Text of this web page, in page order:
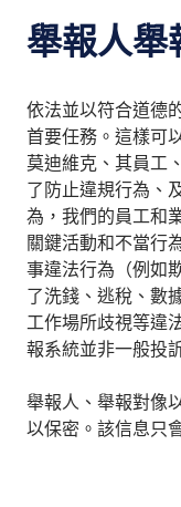
舉報人舉
依法並以符合道德
首要任務。這樣可
莫迪維克、其員工
了防止違規行為、
為，我們的員工和
關鍵活動和不當行
事違法行為（例如
了洗錢、逃稅、數
工作場所歧視等違
報系統並非一般投
舉報人、舉報對像
以保密。該信息只